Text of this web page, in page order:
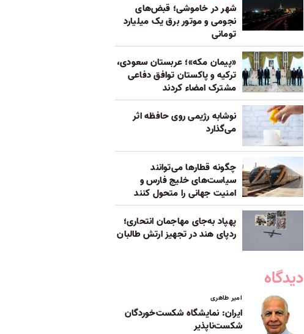
شهر در خاموشی؛ قبض‌های
نجومی و موتور برق یک میلیارد
تومانی
«پیمان مکه»؛ عربستان سعودی،
ترکیه و پاکستان توافق دفاعی
مشترک امضاء کردند
نوشابه رژیمی روی حافظه اثر
می‌گذارد
چگونه قطارها می‌توانند
سیاست‌های خلیج فارس و
امنیت جهانی را متحول کنند
پهپاد به‌جای مهاجمان انتحاری؛
ردپای هند در تجهیز ارتش طالبان
دیدگاه
امیر طاهری
ایران: نمایشگاه شکست‌خوردگان
شکست‌ناپذیر